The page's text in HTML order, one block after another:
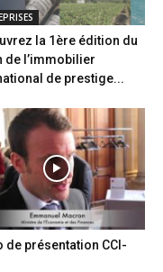
la 1ère édition du
de l’immobilier
de prestige...
de présentation CCI-